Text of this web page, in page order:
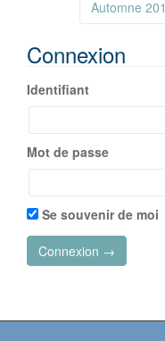
Automne
Connexion
Identifiant
Mot de passe
Se souvenir de moi